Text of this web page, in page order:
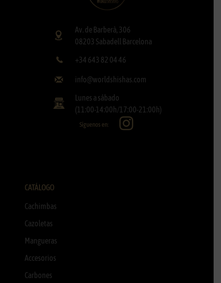
Av. de Barberà, 306
08203 Sabadell Barcelona
+34 643 82 04 46
info@worldshishas.com
Lunes a sábado
(11:00-14:00h/17:00-21:00h)
Síguenos en:
CATÁLOGO
Cachimbas
Cazoletas
Mangueras
Accesorios
Carbones